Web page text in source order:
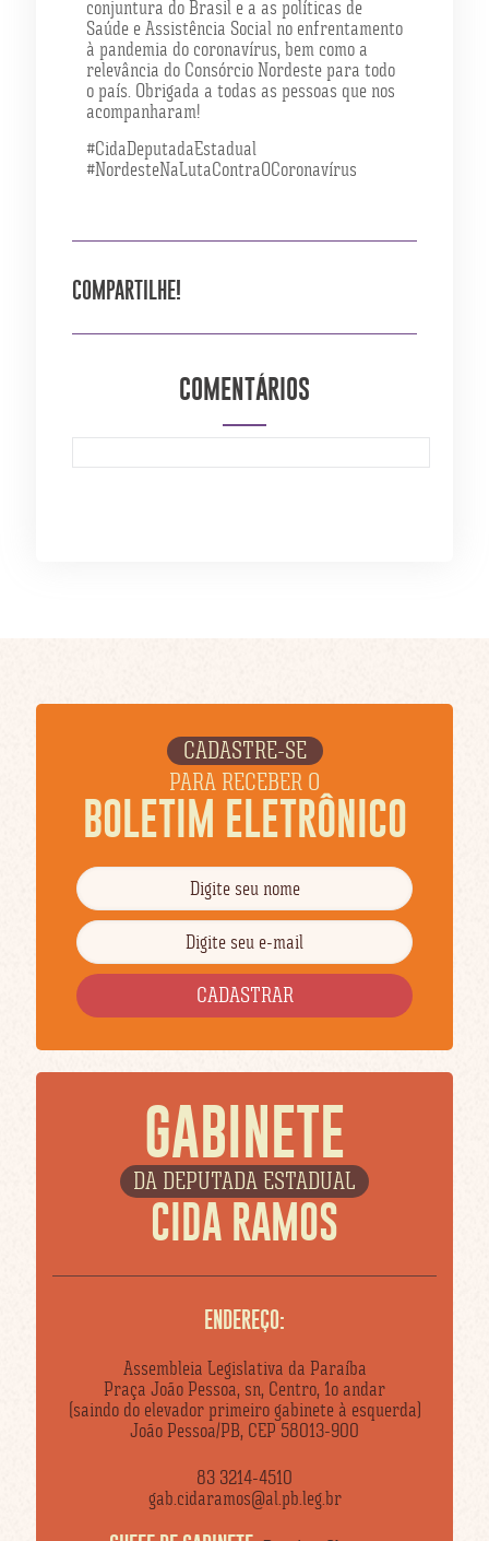
conjuntura do Brasil e a as políticas de
Saúde e Assistência Social no enfrentamento
à pandemia do coronavírus, bem como a
relevância do Consórcio Nordeste para todo
o país. Obrigada a todas as pessoas que nos
acompanharam!
#CidaDeputadaEstadual
#NordesteNaLutaContraOCoronavírus
COMPARTILHE!
COMENTÁRIOS
CADASTRE-SE
PARA RECEBER O
BOLETIM ELETRÔNICO
GABINETE
DA DEPUTADA ESTADUAL
CIDA RAMOS
ENDEREÇO:
Assembleia Legislativa da Paraíba
Praça João Pessoa, sn, Centro, 1o andar
(saindo do elevador primeiro gabinete à esquerda)
João Pessoa/PB, CEP 58013-900
83 3214-4510
gab.cidaramos@al.pb.leg.br